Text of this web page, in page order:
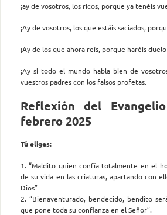
¡ay de vosotros, los ricos, porque ya tenéis
¡Ay de vosotros, los que estáis saciados,
¡Ay de los que ahora reís, porque haréis
¡Ay si todo el mundo habla bien de
vuestros padres con los falsos profetas.
Reflexión del
febrero 2025
Tú eliges:
1. “Maldito quien confía totalmente en el
de su vida en las criaturas, apartando con
Dios”
2. “Bienaventurado, bendecido, bendito
que pone toda su confianza en el Señor”.